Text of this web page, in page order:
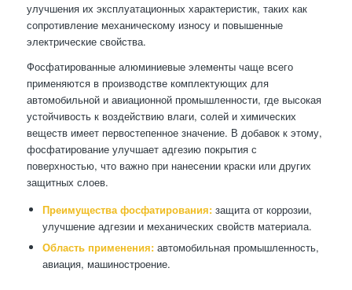
улучшения их эксплуатационных характеристик, таких как
сопротивление механическому износу и повышенные
электрические свойства.
Фосфатированные алюминиевые элементы чаще всего
применяются в производстве комплектующих для
автомобильной и авиационной промышленности, где высокая
устойчивость к воздействию влаги, солей и химических
веществ имеет первостепенное значение. В добавок к этому,
фосфатирование улучшает адгезию покрытия с
поверхностью, что важно при нанесении краски или других
защитных слоев.
Преимущества фосфатирования:защита от коррозии,
улучшение адгезии и механических свойств материала.
Область применения:автомобильная промышленность,
авиация, машиностроение.